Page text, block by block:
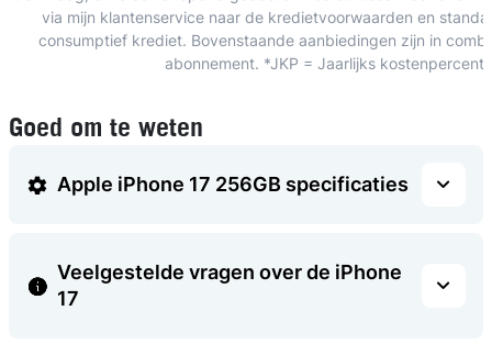
via mijn klantenservice naar de kredietvoorwaarden en
consumptief krediet. Bovenstaande aanbiedingen zijn in
abonnement. *JKP = Jaarlijks
Goed om te weten
Apple iPhone 17 256GB specificaties
Veelgestelde vragen over de iPhone
17